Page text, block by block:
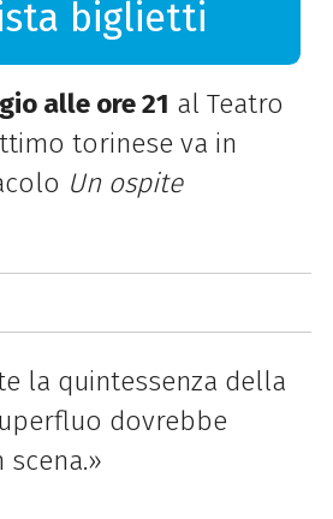
biglietti
alle ore 21 al Teatro
torinese va in
Un ospite
la quintessenza della
dovrebbe